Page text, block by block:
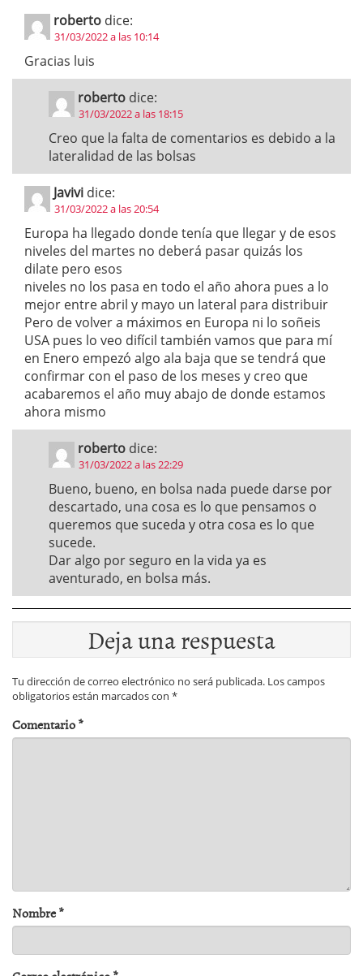
roberto dice:
31/03/2022 a las 10:14
Gracias luis
roberto dice:
31/03/2022 a las 18:15
Creo que la falta de comentarios es debido a la
lateralidad de las bolsas
Javivi dice:
31/03/2022 a las 20:54
Europa ha llegado donde tenía que llegar y de esos
niveles del martes no deberá pasar quizás los
dilate pero esos
niveles no los pasa en todo el año ahora pues a lo
mejor entre abril y mayo un lateral para distribuir
Pero de volver a máximos en Europa ni lo soñeis
USA pues lo veo difícil también vamos que para mí
en Enero empezó algo ala baja que se tendrá que
confirmar con el paso de los meses y creo que
acabaremos el año muy abajo de donde estamos
ahora mismo
roberto dice:
31/03/2022 a las 22:29
Bueno, bueno, en bolsa nada puede darse por
descartado, una cosa es lo que pensamos o
queremos que suceda y otra cosa es lo que
sucede.
Dar algo por seguro en la vida ya es
aventurado, en bolsa más.
Deja una respuesta
Tu dirección de correo electrónico no será publicada. Los campos
obligatorios están marcados con *
Comentario*
Nombre*